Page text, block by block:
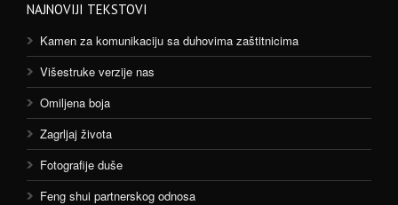
NAJNOVIJI TEKSTOVI
Kamen za komunikaciju sa duhovima zaštitnicima
Višestruke verzije nas
Omiljena boja
Zagrljaj života
Fotografije duše
Feng shui partnerskog odnosa